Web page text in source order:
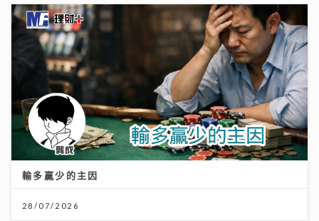
輸多贏少的主因
28/07/2026